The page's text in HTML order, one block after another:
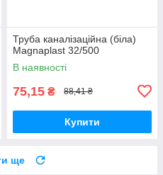
Труба каналізаційна (біла)
Magnaplast 32/500
В наявності
75,15 ₴ 88,41 ₴
Купити
ще